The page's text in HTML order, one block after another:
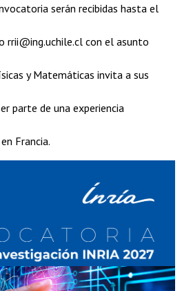
serán recibidas hasta el
rrii@ing.uchile.cl con el asunto
y Matemáticas invita a sus
parte de una experiencia
Francia.